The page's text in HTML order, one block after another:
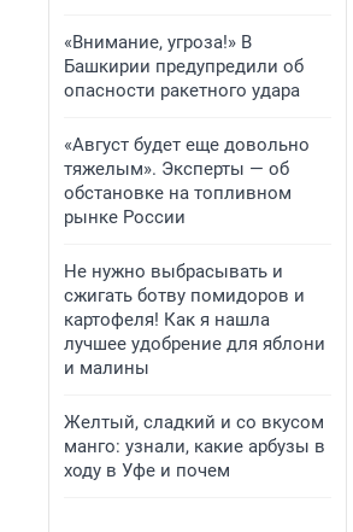
«Внимание, угроза!» В
Башкирии предупредили об
опасности ракетного удара
«Август будет еще довольно
тяжелым». Эксперты — об
обстановке на топливном
рынке России
Не нужно выбрасывать и
сжигать ботву помидоров и
картофеля! Как я нашла
лучшее удобрение для яблони
и малины
Желтый, сладкий и со вкусом
манго: узнали, какие арбузы в
ходу в Уфе и почем